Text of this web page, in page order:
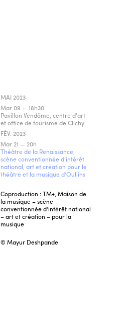
MAI 2023
Mar 09 — 18h30
Pavillon Vendôme, centre d'art
et office de tourisme de Clichy
FÉV. 2023
Mar 21 — 20h
Théâtre de la Renaissance,
scène conventionnée d’intérêt
national, art et création pour le
théâtre et la musique d’Oullins
Coproduction : TM+, Maison de
la musique – scène
conventionnée d’intérêt national
– art et création – pour la
musique
© Mayur Deshpande